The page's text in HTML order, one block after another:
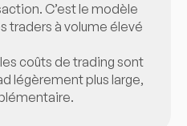
C’est le modèle
traders à volume élevé
les coûts de trading sont
légèrement plus large,